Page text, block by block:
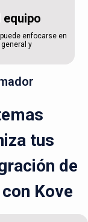
enfocarse en
y
tus
de
Kove